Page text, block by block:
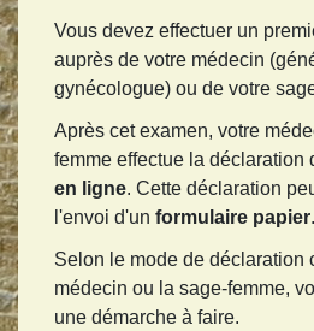
Vous devez effectuer un
auprès de votre médecin
gynécologue) ou de votre
Après cet examen, votre
femme effectue la déclaration
en ligne. Cette déclaration
l'envoi d'un formulaire papier.
Selon le mode de déclaration
médecin ou la sage-femme,
une démarche à faire.